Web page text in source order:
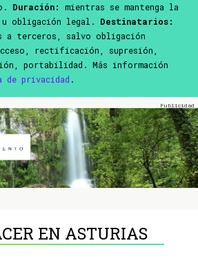
Duración:
mientras se mantenga la
obligación legal. Destinatarios:
a terceros, salvo obligación
rectificación, supresión,
portabilidad. Más información
privacidad .
EN ASTURIAS